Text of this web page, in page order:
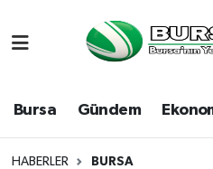
Bursa Gündem
HABERLER BURSA
Bursa
Dünya
Hava Durumu
Namaz Vakitleri